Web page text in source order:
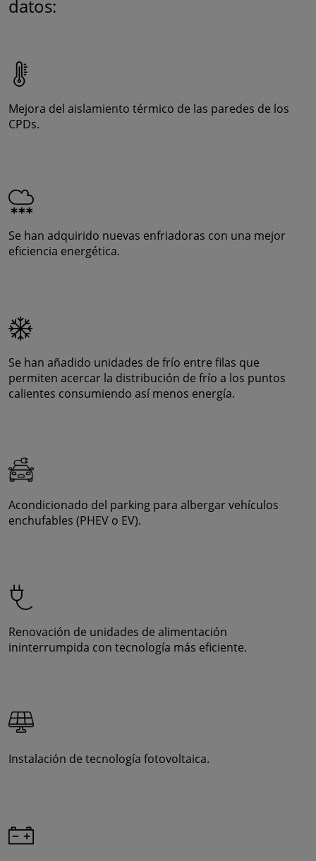
datos:
Mejora del aislamiento térmico de las paredes de los
CPDs.
Se han adquirido nuevas enfriadoras con una mejor
eficiencia energética.
Se han añadido unidades de frío entre filas que
permiten acercar la distribución de frío a los puntos
calientes consumiendo así menos energía.
Acondicionado del parking para albergar vehículos
enchufables (PHEV o EV).
Renovación de unidades de alimentación
ininterrumpida con tecnología más eficiente.
Instalación de tecnología fotovoltaica.